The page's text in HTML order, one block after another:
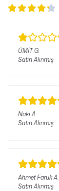
ÜMİTG.
Satın Alınmış
NakiA.
Satın Alınmış
Ahmet FarukA.
Satın Alınmış